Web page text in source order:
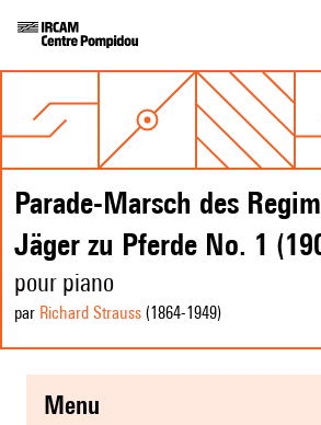
Parade-Marsch des
Jäger zu Pferde No. 1
pour piano
par Richard Strauss (1864-1949)
menu